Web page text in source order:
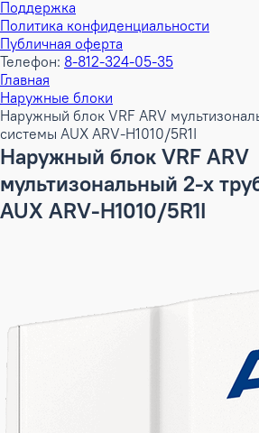
Поддержка
Политика конфиденциальности
Публичная оферта
Телефон: 8-812-324-05-35
Главная
Наружные блоки
Наружный блок VRF ARV
системы AUX ARV-H1010/5R1I
Наружный блок VRF ARV
мультизональный 2-х
AUX ARV-H1010/5R1I